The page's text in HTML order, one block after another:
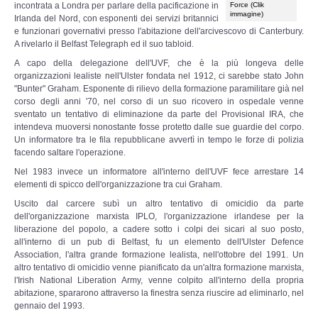
La nostra storia
Leggende e Feste
CULTURA
Strade d'Europa
Saggi e Testi
Recensioni letterarie
Abecedarium
Mito e Poesia
I CADUTI
Force (Clik
immagine)
incontrata a Londra per parlare della pacificazione in
Irlanda del Nord, con esponenti dei servizi britannici
e funzionari governativi presso l'abitazione dell'arcivescovo di Canterbury.
A rivelarlo il Belfast Telegraph ed il suo tabloid.
A capo della delegazione dell'UVF, che è la più longeva delle
organizzazioni lealiste nell'Ulster fondata nel 1912, ci sarebbe stato John
"Bunter" Graham. Esponente di rilievo della formazione paramilitare già nel
corso degli anni '70, nel corso di un suo ricovero in ospedale venne
sventato un tentativo di eliminazione da parte del Provisional IRA, che
intendeva muoversi nonostante fosse protetto dalle sue guardie del corpo.
Un informatore tra le fila repubblicane avvertì in tempo le forze di polizia
facendo saltare l'operazione.
Nel 1983 invece un informatore all'interno dell'UVF fece arrestare 14
elementi di spicco dell'organizzazione tra cui Graham.
Uscito dal carcere subì un altro tentativo di omicidio da parte
dell'organizzazione marxista IPLO, l'organizzazione irlandese per la
liberazione del popolo, a cadere sotto i colpi dei sicari al suo posto,
all'interno di un pub di Belfast, fu un elemento dell'Ulster Defence
Association, l'altra grande formazione lealista, nell'ottobre del 1991. Un
altro tentativo di omicidio venne pianificato da un'altra formazione marxista,
l'Irish National Liberation Army, venne colpito all'interno della propria
abitazione, spararono attraverso la finestra senza riuscire ad eliminarlo, nel
gennaio del 1993.